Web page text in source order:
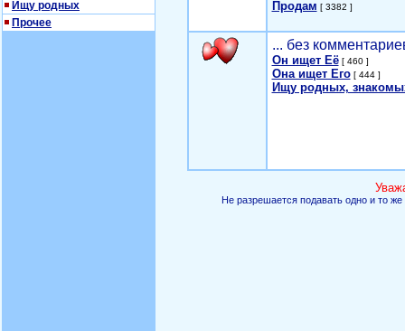
Ищу родных
Прочее
Продам [ 3382 ]
... без
Он ищет Её[ 460 ]
Она ищет Его[ 444 ]
Ищу родных,
Не разрешается подавать одно и то